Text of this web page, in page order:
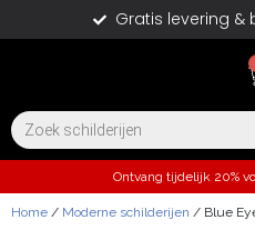
Gratis levering &
Ontvang tijdelijk 20%
Home / Moderne schilderijen / Blue